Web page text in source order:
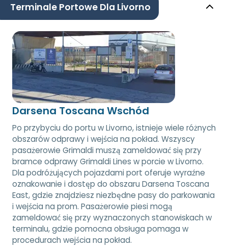
Terminale Portowe Dla Livorno
Darsena Toscana Wschód
Po przybyciu do portu w Livorno, istnieje wiele różnych
obszarów odprawy i wejścia na pokład. Wszyscy
pasażerowie Grimaldi muszą zameldować się przy
bramce odprawy Grimaldi Lines w porcie w Livorno.
Dla podróżujących pojazdami port oferuje wyraźne
oznakowanie i dostęp do obszaru Darsena Toscana
East, gdzie znajdziesz niezbędne pasy do parkowania
i wejścia na prom. Pasażerowie piesi mogą
zameldować się przy wyznaczonych stanowiskach w
terminalu, gdzie pomocna obsługa pomaga w
procedurach wejścia na pokład.